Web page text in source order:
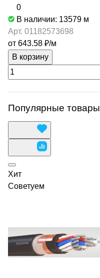
0
В наличии: 13579 м
Арт. 01182573698
от 643.58 ₽/м
В корзину
Популярные товары
Хит
Советуем